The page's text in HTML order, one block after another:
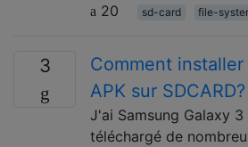
20
sd-card file-
3
Comment
APK sur SDCARD?
J'ai Samsung Galaxy
téléchargé de